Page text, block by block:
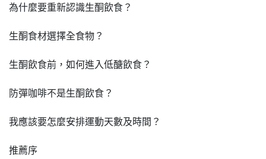
為什麼要重新認識生酮飲食？
生酮食材選擇全食物？
生酮飲食前，如何進入低醣飲食？
防彈咖啡不是生酮飲食？
我應該要怎麼安排運動天數及時間？
推薦序